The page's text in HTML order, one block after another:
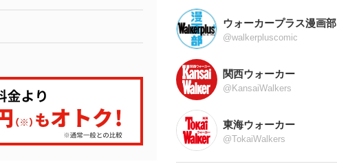
ウォーカープラス漫画部
@walkerpluscomic
関西ウォーカー
@KansaiWalkers
東海ウォーカー
@TokaiWalkers